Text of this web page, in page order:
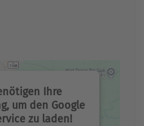
Ihre
um den Google
zu laden!